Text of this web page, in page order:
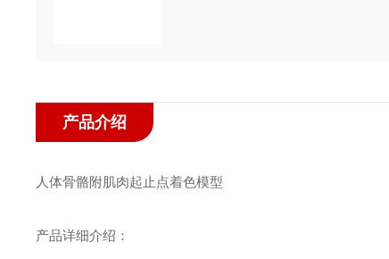
产品介绍
人体骨骼附肌肉起止点着色模型
产品详细介绍：